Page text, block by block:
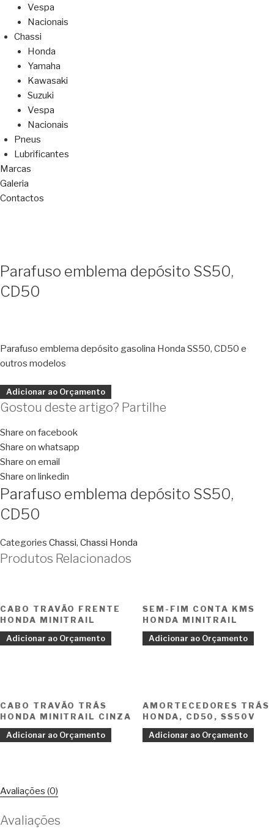
Vespa
Nacionais
Chassi
Honda
Yamaha
Kawasaki
Suzuki
Vespa
Nacionais
Pneus
Lubrificantes
Marcas
Galeria
Contactos
Parafuso emblema depósito SS50,
CD50
Parafuso emblema depósito gasolina Honda SS50, CD50 e
outros modelos
Adicionar ao Orçamento
Gostou deste artigo? Partilhe
Share on facebook
Share on whatsapp
Share on email
Share on linkedin
Parafuso emblema depósito SS50,
CD50
Categories Chassi, Chassi Honda
Produtos Relacionados
CABO TRAVÃO FRENTE
HONDA MINITRAIL
Adicionar ao Orçamento
SEM-FIM CONTA KMS
HONDA MINITRAIL
Adicionar ao Orçamento
CABO TRAVÃO TRÁS
HONDA MINITRAIL CINZA
Adicionar ao Orçamento
AMORTECEDORES TRÁS
HONDA, CD50, SS50V
Adicionar ao Orçamento
Avaliações (0)
Avaliações